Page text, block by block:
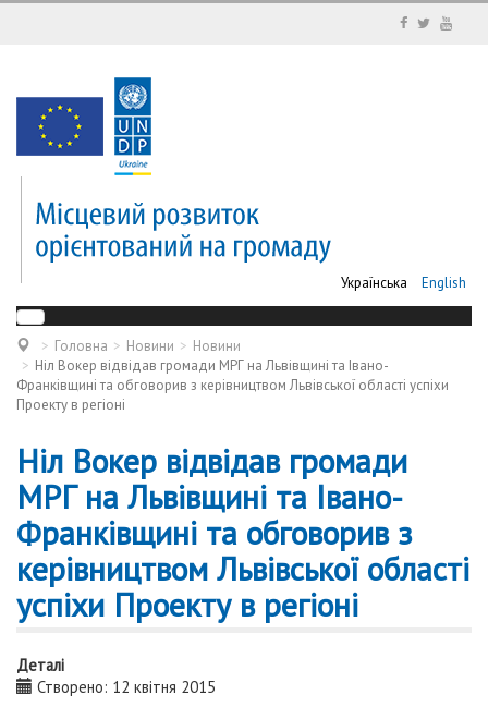
Українська English
Головна Новини
Новини
Ніл Вокер відвідав громади МРГ на Львівщині та Івано-
Франківщині та обговорив з керівництвом Львівської області успіхи
Проекту в регіоні
Ніл Вокер відвідав громади
МРГ на Львівщині та Івано-
Франківщині та обговорив з
керівництвом Львівської області
успіхи Проекту в регіоні
Деталі
Створено: 12 квітня 2015